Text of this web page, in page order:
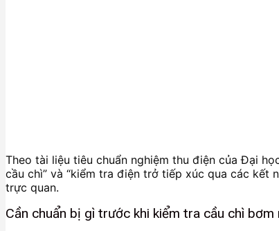
Theo tài liệu tiêu chuẩn nghiệm thu điện của Đại
cầu chì” và “kiểm tra điện trở tiếp xúc qua các
trực quan.
Cần chuẩn bị gì trước khi kiểm tra cầu chì bơm